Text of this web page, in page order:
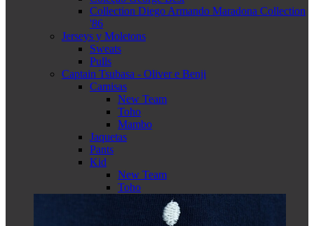
Collection Diego Armando Maradona Collection
'86
Jerseys y Moletons
Sweats
Pulls
Captain Tsubasa - Oliver e Benji
Camisas
New Team
Toho
Mambo
Jaquetas
Pants
Kid
New Team
Toho